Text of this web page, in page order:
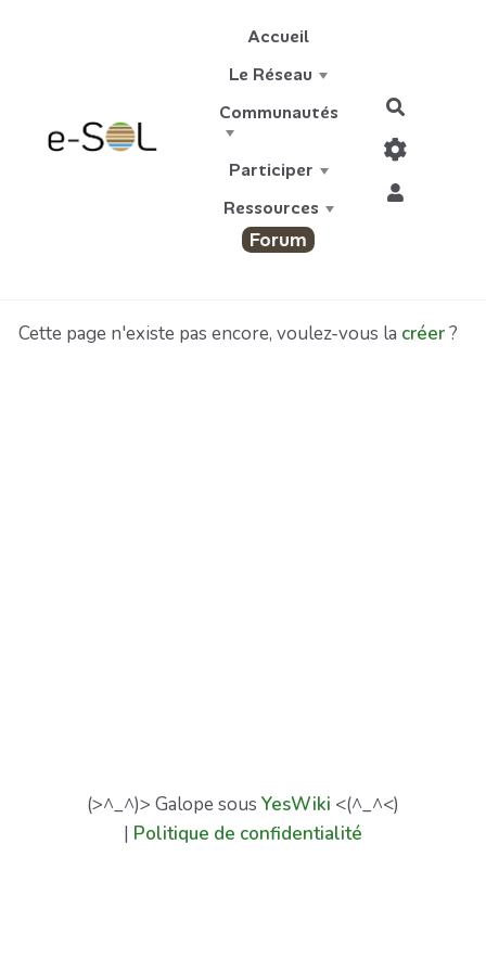
Accueil
Le Réseau
Communautés
Participer
Ressources
Forum
Cette page n'existe pas encore, voulez-vous la créer?
(>^_^)> Galope sous YesWiki <(^_^<)
| Politique de confidentialité